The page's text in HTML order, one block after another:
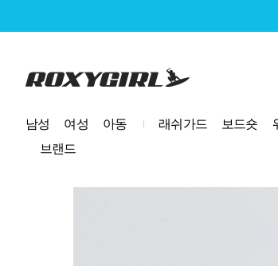
로고
남성 여성 아동 래쉬가드 보드숏
브랜드